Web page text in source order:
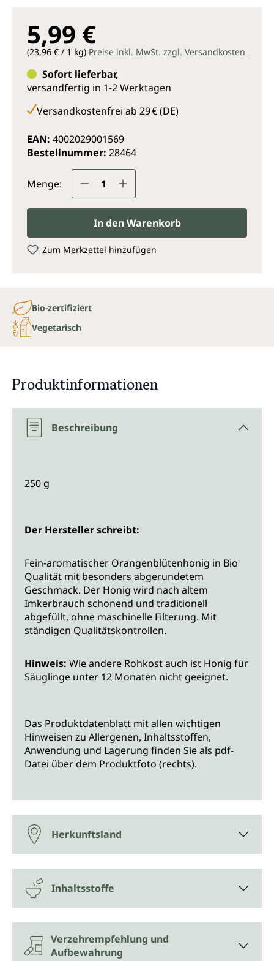
5,99 €
(23,96 € / 1 kg) Preise inkl. MwSt. zzgl. Versandkosten
Sofort lieferbar,
versandfertig in 1-2 Werktagen
Versandkostenfrei ab 29 € (DE)
EAN: 4002029001569
Bestellnummer: 28464
Menge: Produkt Anzahl: Gib den
In den Warenkorb
Zum Merkzettel hinzufügen
Bio-zertifiziert
Vegetarisch
Produktinformationen
Beschreibung
250 g
Der Hersteller schreibt:
Fein-aromatischer Orangenblütenhonig in Bio
Qualität mit besonders abgerundetem
Geschmack. Der Honig wird nach altem
Imkerbrauch schonend und traditionell
abgefüllt, ohne maschinelle Filterung. Mit
ständigen Qualitätskontrollen.
Hinweis: Wie andere Rohkost auch ist Honig für
Säuglinge unter 12 Monaten nicht geeignet.
Das Produktdatenblatt mit allen wichtigen
Hinweisen zu Allergenen, Inhaltsstoffen,
Anwendung und Lagerung finden Sie als pdf-
Datei über dem Produktfoto (rechts).
Herkunftsland
Inhaltsstoffe
Verzehrempfehlung und
Aufbewahrung